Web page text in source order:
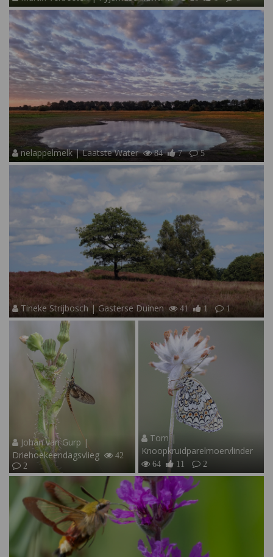
nelappelmelk | Laatste Water 84 7 5
Tineke Strijbosch | Gasterse Duinen 41 1 1
Johan van Gurp |
Driehoekeendagsvlieg
42
2
Tom |
Knoopkruidparelmoervlinder
64 11 2